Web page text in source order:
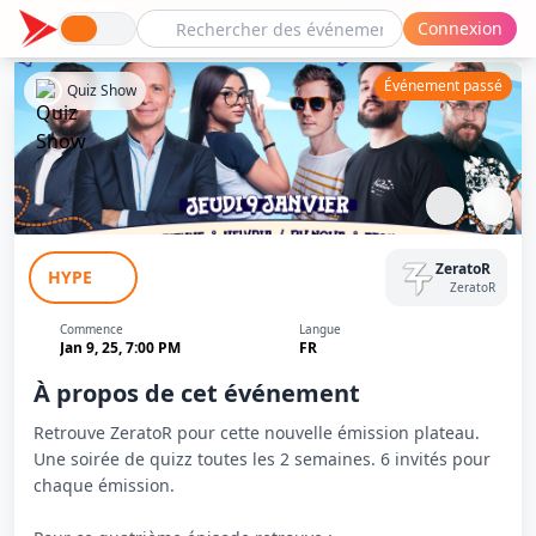
Connexion
BOAT : La Culture Au Sens Large #4
Quiz Show Événement passé
HYPE ZeratoR
ZeratoR
Commence
Jan 9, 25, 7:00 PM
Langue
FR
À propos de cet événement
Retrouve ZeratoR pour cette nouvelle émission plateau.
Une soirée de quizz toutes les 2 semaines. 6 invités pour
chaque émission.